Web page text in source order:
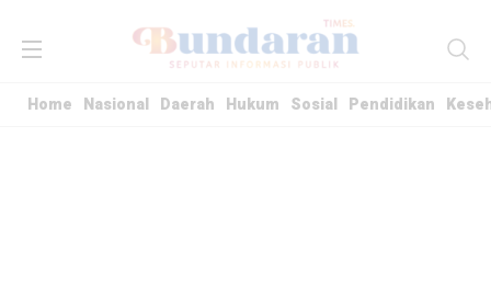
Home Nasional Daerah Hukum Sosial Pendidikan